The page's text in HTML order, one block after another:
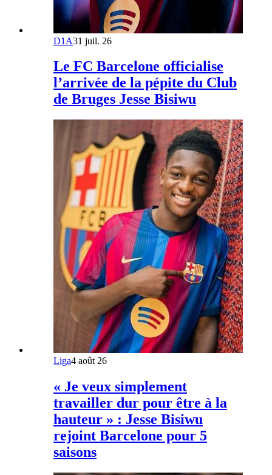
D1A31 juil. 26
Le FC Barcelone officialise
l’arrivée de la pépite du Club
de Bruges Jesse Bisiwu
Liga4 août 26
« Je veux simplement
travailler dur pour être à la
hauteur » : Jesse Bisiwu
rejoint Barcelone pour 5
saisons